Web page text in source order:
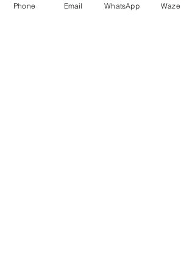
Phone Email WhatsApp Waze